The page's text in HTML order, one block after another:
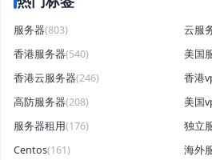
服务器(803) 云服
香港服务器(540) 美国
香港云服务器(246) 香港
高防服务器(208) 美国
服务器租用(176) 独立
Centos(161) 海外